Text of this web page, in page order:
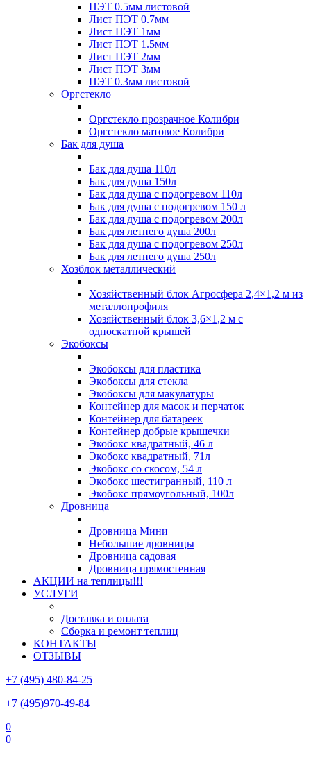
ПЭТ 0.5мм листовой
Лист ПЭТ 0.7мм
Лист ПЭТ 1мм
Лист ПЭТ 1.5мм
Лист ПЭТ 2мм
Лист ПЭТ 3мм
ПЭТ 0.3мм листовой
Оргстекло
Оргстекло прозрачное Колибри
Оргстекло матовое Колибри
Бак для душа
Бак для душа 110л
Бак для душа 150л
Бак для душа с подогревом 110л
Бак для душа с подогревом 150 л
Бак для душа с подогревом 200л
Бак для летнего душа 200л
Бак для душа с подогревом 250л
Бак для летнего душа 250л
Хозблок металлический
Хозяйственный блок Агросфера 2,4×1,2 м из
металлопрофиля
Хозяйственный блок 3,6×1,2 м с
односкатной крышей
Экобоксы
Экобоксы для пластика
Экобоксы для стекла
Экобоксы для макулатуры
Контейнер для масок и перчаток
Контейнер для батареек
Контейнер добрые крышечки
Экобокс квадратный, 46 л
Экобокс квадратный, 71л
Экобокс со скосом, 54 л
Экобокс шестигранный, 110 л
Экобокс прямоугольный, 100л
Дровница
Дровница Мини
Небольшие дровницы
Дровница садовая
Дровница прямостенная
АКЦИИ на теплицы!!!
УСЛУГИ
Доставка и оплата
Сборка и ремонт теплиц
КОНТАКТЫ
ОТЗЫВЫ
+7 (495) 480-84-25
+7 (495)970-49-84
0
0